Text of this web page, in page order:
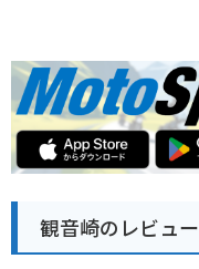
観音崎のレビュー